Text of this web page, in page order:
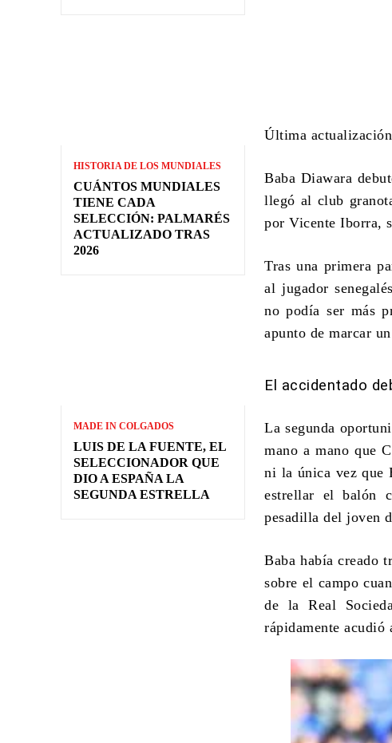
HISTORIA DE LOS MUNDIALES
CUÁNTOS MUNDIALES
TIENE CADA
SELECCIÓN: PALMARÉS
ACTUALIZADO TRAS
2026
MADE IN COLGADOS
LUIS DE LA FUENTE, EL
SELECCIONADOR QUE
DIO A ESPAÑA LA
SEGUNDA ESTRELLA
Última
Baba Diawara
llegó al club
porVicente Iborra,
Tras una primera
al jugador
no podía ser más
apunto de marcar
El accidentado
La segunda
mano a mano que
ni la única vez que
estrellar el balón
pesadilla del joven
Baba había creado
sobre el campo
de la Real
rápidamente acudió